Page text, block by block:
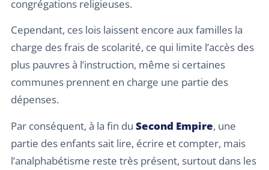
congrégations religieuses.
Cependant, ces lois laissent encore aux familles la
charge des frais de scolarité, ce qui limite l’accès des
plus pauvres à l’instruction, même si certaines
communes prennent en charge une partie des
dépenses.
Par conséquent, à la fin du Second Empire, une
partie des enfants sait lire, écrire et compter, mais
l’analphabétisme reste très présent, surtout dans les